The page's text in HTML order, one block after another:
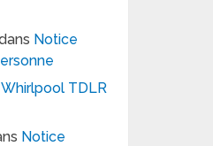
Notice
TDLR
Notice